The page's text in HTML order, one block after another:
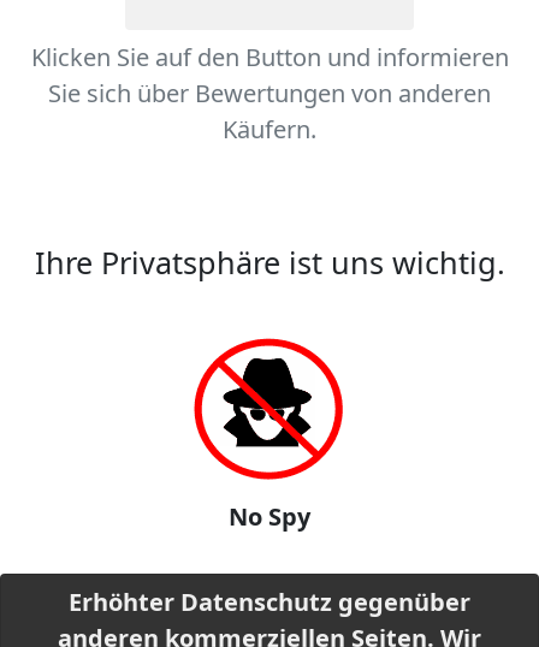
Klicken Sie auf den Button und informieren
Sie sich über Bewertungen von anderen
Käufern.
Ihre Privatsphäre ist uns wichtig.
No Spy
Erhöhter Datenschutz gegenüber
anderen kommerziellen Seiten. Wir